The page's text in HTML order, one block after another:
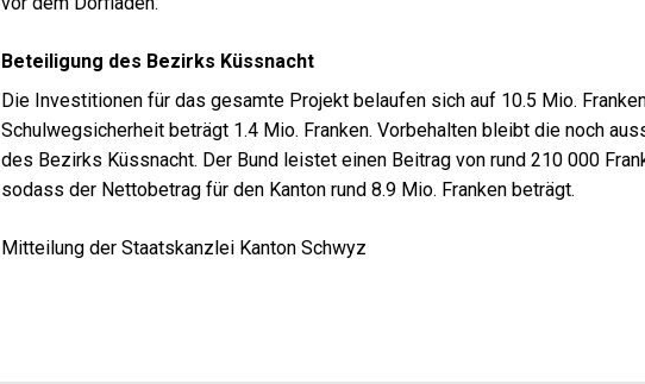
Beteiligung des Bezirks Küssnacht
Die Investitionen für das gesamte Projekt belaufen sich auf 10.5 Mio.
Schulwegsicherheit beträgt 1.4 Mio. Franken. Vorbehalten bleibt die noch
des Bezirks Küssnacht. Der Bund leistet einen Beitrag von rund 210 000
sodass der Nettobetrag für den Kanton rund 8.9 Mio. Franken beträgt.
Mitteilung der Staatskanzlei Kanton Schwyz